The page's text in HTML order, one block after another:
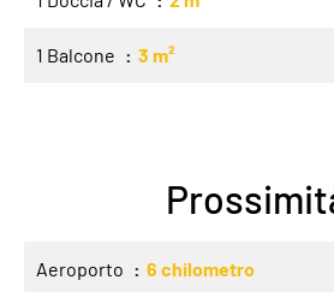
1 Balcone 3 m²
Aeroporto 6 chilometro